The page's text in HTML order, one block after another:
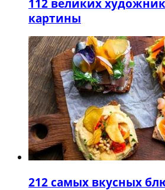
112 великих
картины
212 самых вкусных